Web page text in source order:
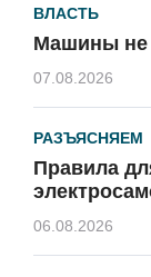
ВЛАСТЬ
Машины не
07.08.2026
РАЗЪЯСНЯЕМ
Правила
06.08.2026